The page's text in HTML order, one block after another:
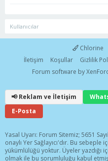
Kullanıcılar
Chlorine
İletişim
Koşullar Gizlilik
Forum software by
📢 Reklam ve İletişim
E-Posta
Yasal Uyarı: Forum Sitemiz; 5651
onaylı Yer Sağlayıcı'dır. Bu
yükümlülüğü yoktur. Üyeler yazdığı
olmak ile bu sorumluluğu kabul